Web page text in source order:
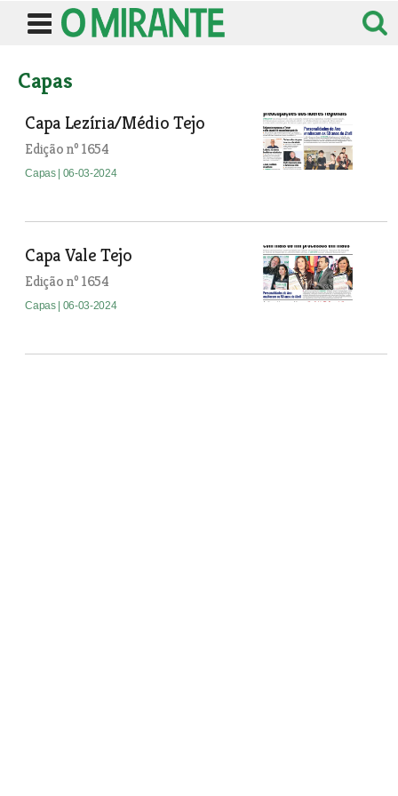
Capas
Capa Lezíria/Médio Tejo
Edição nº 1654
Capas | 06-03-2024
Capa Vale Tejo
Edição nº 1654
Capas | 06-03-2024